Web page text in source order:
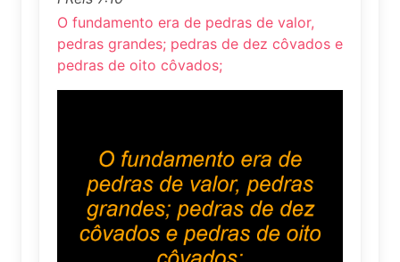
O fundamento era de pedras de valor,
pedras grandes; pedras de dez côvados e
pedras de oito côvados;